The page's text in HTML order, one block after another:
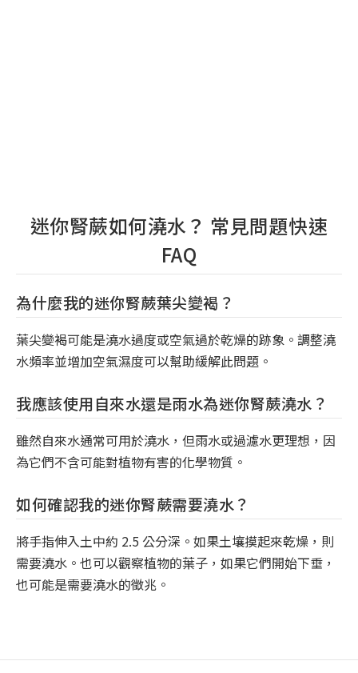
迷你腎蕨如何澆水？ 常見問題快速
FAQ
為什麼我的迷你腎蕨葉尖變褐？
葉尖變褐可能是澆水過度或空氣過於乾燥的跡象。調整澆
水頻率並增加空氣濕度可以幫助緩解此問題。
我應該使用自來水還是雨水為迷你腎蕨澆水？
雖然自來水通常可用於澆水，但雨水或過濾水更理想，因
為它們不含可能對植物有害的化學物質。
如何確認我的迷你腎蕨需要澆水？
將手指伸入土中約 2.5 公分深。如果土壤摸起來乾燥，則
需要澆水。也可以觀察植物的葉子，如果它們開始下垂，
也可能是需要澆水的徵兆。